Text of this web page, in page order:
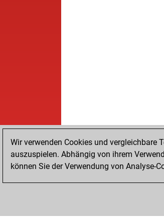
Wir verwenden Cookies und vergleichbare
auszuspielen. Abhängig von ihrem
können Sie der Verwendung von Analyse-